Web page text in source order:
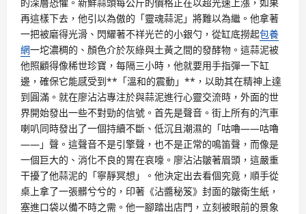
再這樣下去，他引以為傲的「靈魂蒜泥」將難以為繼。他拿著
一把被磨得光滑、閃耀著不祥光芒的小銀勺，從缸底撈起包養
網一坨濃稠的、顏色介於灰綠與土黃之間的發酵物。這蒜泥被
他照顧得像稀世珍寶，每隔三小時，他就要用手指彈一下缸
邊，確保它能感受到**「溫和的震動」**，以助其在精神上達
到圓滿。就在廖沾沾專注於與蒜泥進行心靈交流時，外面的世
界開始發出一些不對勁的信號。首先是聲音。街上所有的汽車
喇叭同時發出了一個持續不斷、低沉且潮濕的「咕嚕——咕嚕
——」聲。這聲音不是引擎聲，也不是正常的鳴笛聲，而像是
一個巨大的、消化不良的胃在哀嚎。廖沾沾皺著眉頭，這嚴重
干擾了他蒜泥的「寧靜冥想」。他決定出去看個究竟，順手從
桌上拿了一張髒兮兮的，印著《沾醬秘笈》封面的皺衛生紙，
塞進口袋以備不時之需。他一腳踏出店門，立刻被眼前的景象